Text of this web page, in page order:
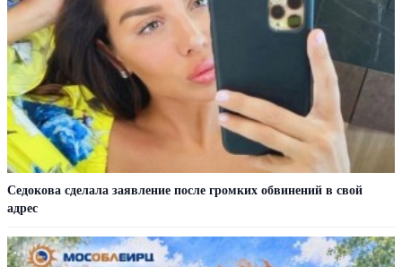
Седокова сделала заявление после громких обвинений в свой
адрес